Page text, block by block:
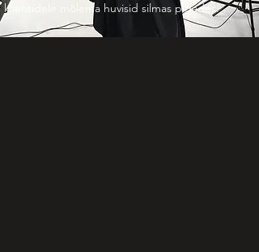
klientidele mõlema huvisid silmas pidades.